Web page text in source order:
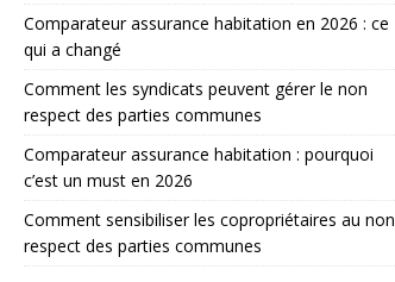
Comparateur assurance habitation en 2026 : ce
qui a changé
Comment les syndicats peuvent gérer le non
respect des parties communes
Comparateur assurance habitation : pourquoi
c’est un must en 2026
Comment sensibiliser les copropriétaires au non
respect des parties communes